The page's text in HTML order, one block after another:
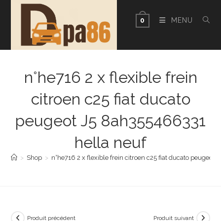
0 MENU
n°he716 2 x flexible frein
citroen c25 fiat ducato
peugeot J5 8ah355466331
hella neuf
> Shop > n°he716 2 x flexible frein citroen c25 fiat ducato peugeot
Produit précédent Produit suivant